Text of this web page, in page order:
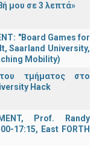
μου σε 3 λεπτά»
"Board Games for
Saarland University,
Mobility)
τμήματος στο
Hack
Prof. Randy
17:15, East FORTH